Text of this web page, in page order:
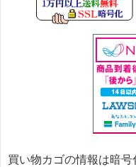
買い物カゴの情報は暗